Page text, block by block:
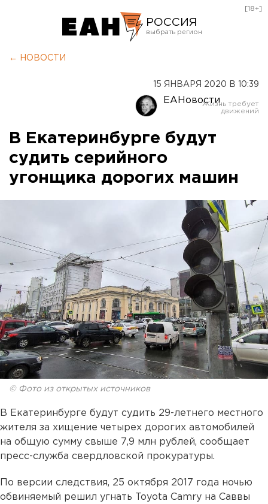
РОССИЯ
Оренбург
[18+]
← НОВОСТИ
15 ЯНВАРЯ 2020 В 10:39
ЕАНовости
В Екатеринбурге будут
судить серийного
угонщика дорогих машин
© Фото из открытых источников
В Екатеринбурге будут судить 29-летнего местного
жителя за хищение четырех дорогих автомобилей
на общую сумму свыше 7,9 млн рублей, сообщает
пресс-служба свердловской прокуратуры.
По версии следствия, 25 октября 2017 года ночью
обвиняемый решил угнать Toyota Camry на Саввы